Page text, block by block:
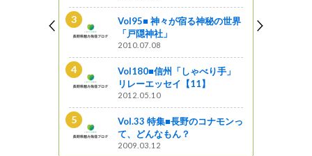
Vol95■ 神々が宿る神秘の世界
「戸隠神社」
2010.07.08
Vol180■信州「しゃべり手」
リレーエッセイ【11】
2012.05.10
Vol.33 特集■長野のコナモンっ
て、どんなもん？
2009.03.12